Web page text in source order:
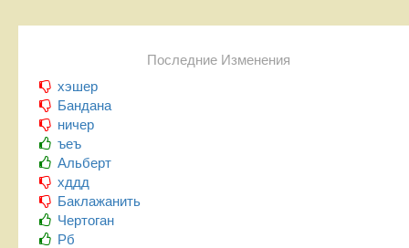
Последние Изменения
хэшер
Бандана
ничер
ъеъ
Альберт
хддд
Баклажанить
Чертоган
Рб